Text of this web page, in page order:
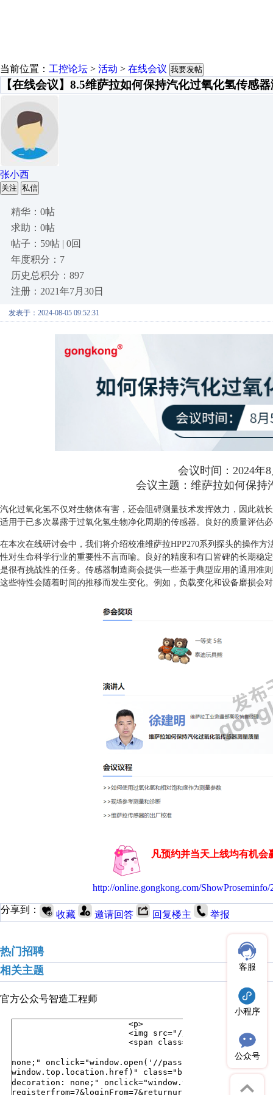
当前位置： 工控论坛 > 活动 > 在线会议 我要发帖
【在线会议】8.5维萨拉如何保持汽化过氧化氢传感
张小西
关注 私信
精华：0帖
求助：0帖
帖子：59帖 | 0回
年度积分：7
历史总积分：897
注册：2021年7月30日
发表于：2024-08-05 09:52:31
会议时间：2024年
会议主题： 维萨拉如何保持
汽化过氧化氢不仅对生物体有害，还会阻碍测量技术发挥效力，因此就
适用于已多次暴露于过氧化氢生物净化周期的传感器。良好的质量评估
在本次在线研讨会中，我们将介绍校准维萨拉HPP270系列探头的操作
性对生命科学行业的重要性不言而喻。良好的精度和有口皆碑的长期稳
是很有挑战性的任务。传感器制造商会提供一些基于典型应用的通用准
这些特性会随着时间的推移而发生变化。例如，负载变化和设备磨损会
凡预约并当天上线均有机
http://online.gongkong.com/
分享到： 收藏 邀请回答 回复楼主 举报
热门招聘
相关主题
官方公众号智造工程师
客服
小程序
公众号